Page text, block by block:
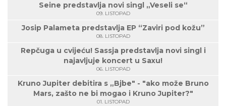
Seine predstavlja novi singl „Veseli se“
09. LISTOPAD
Josip Palameta predstavlja EP “Zaviri pod kožu”
08. LISTOPAD
Repčuga u cvijeću! Sassja predstavlja novi singl i
najavljuje koncert u Saxu!
06. LISTOPAD
Kruno Jupiter debitira s „Bjbe" - "ako može Bruno
Mars, zašto ne bi mogao i Kruno Jupiter?"
01. LISTOPAD